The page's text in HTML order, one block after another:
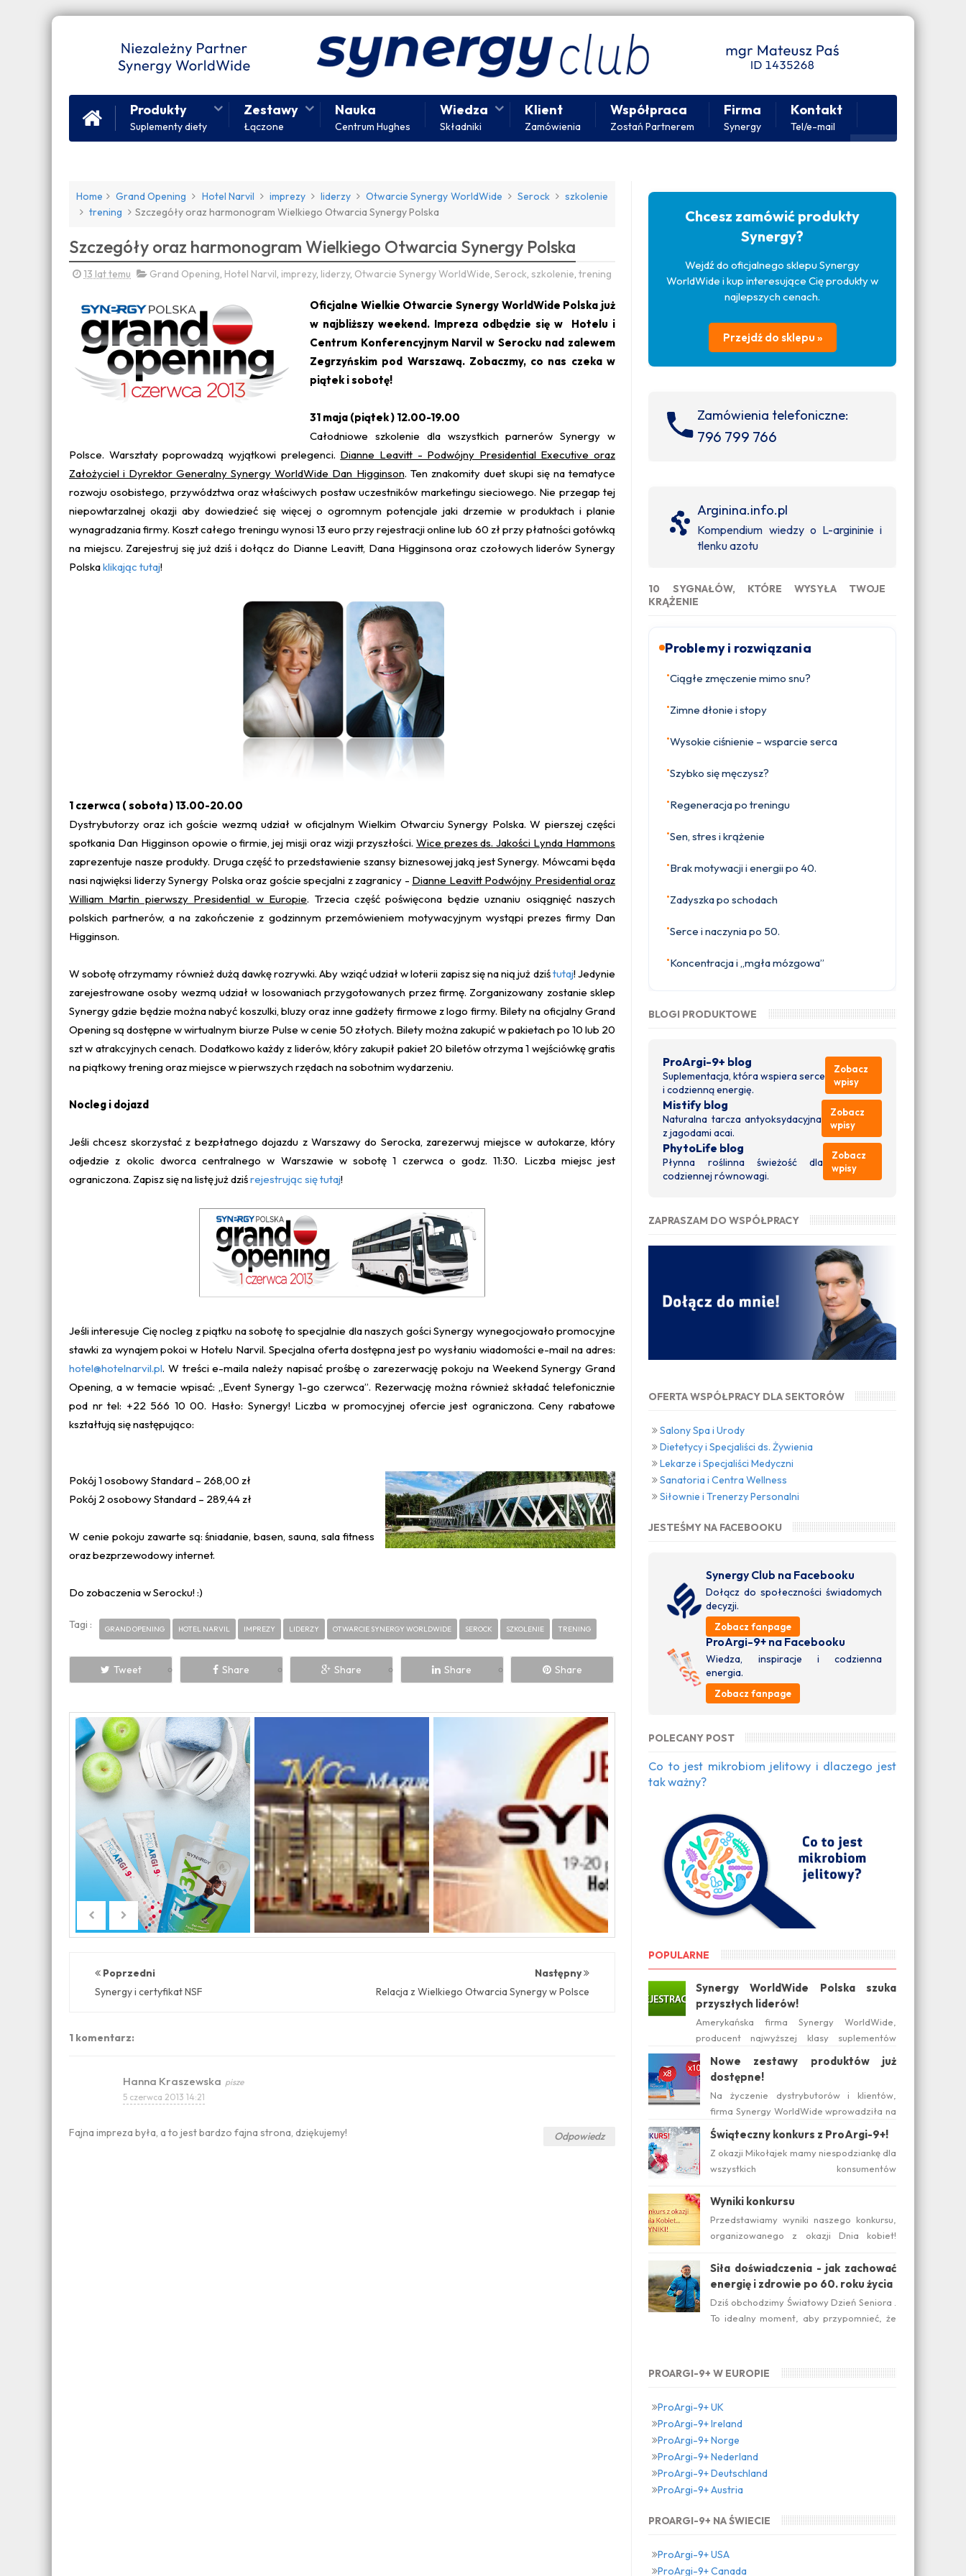
Produkty
Suplementy diety
Zestawy
Łączone
Nauka
Centrum Hughes
Wiedza
Składniki
Klient
Zamówienia
Współpraca
Zostań Partnerem
Firma
Synergy
Kontakt
Tel/e-mail
Home Grand Opening Hotel Narvil imprezy liderzy Otwarcie Synergy WorldWide Serock
szkolenie
trening
Szczegóły oraz harmonogram Wielkiego Otwarcia Synergy Polska
Szczegóły oraz harmonogram Wielkiego Otwarcia Synergy Polska
13 lat temu Grand Opening Hotel Narvil imprezy, liderzy, Otwarcie Synergy WorldWide Serock szkolenie trening
Oficjalne Wielkie Otwarcie Synergy WorldWide Polska już
w najbliższy weekend. Impreza odbędzie się w Hotelu i
Centrum Konferencyjnym Narvil w Serocku nad zalewem
Zegrzyńskim pod Warszawą. Zobaczmy, co nas czeka w
piątek i sobotę!
31 maja (piątek ) 12.00-19.00
Całodniowe szkolenie dla wszystkich parnerów Synergy w
Polsce. Warsztaty poprowadzą wyjątkowi prelegenci. Dianne Leavitt - Podwójny Presidential Executive oraz
Założyciel i Dyrektor Generalny Synergy WorldWide Dan Higginson. Ten znakomity duet skupi się na tematyce
rozwoju osobistego, przywództwa oraz właściwych postaw uczestników marketingu sieciowego. Nie przegap tej
niepowtarzalnej okazji aby dowiedzieć się więcej o ogromnym potencjale jaki drzemie w produktach i planie
wynagradzania firmy. Koszt całego treningu wynosi 13 euro przy rejestracji online lub 60 zł przy płatności gotówką
na miejscu. Zarejestruj się już dziś i dołącz do Dianne Leavitt, Dana Higginsona oraz czołowych liderów Synergy
Polskaklikając tutaj!
1 czerwca ( sobota ) 13.00-20.00
Dystrybutorzy oraz ich goście wezmą udział w oficjalnym Wielkim Otwarciu Synergy Polska. W pierszej części
spotkania Dan Higginson opowie o firmie, jej misji oraz wizji przyszłości. Wice prezes ds. Jakości Lynda Hammons
zaprezentuje nasze produkty. Druga część to przedstawienie szansy biznesowej jaką jest Synergy. Mówcami będa
nasi najwięksi liderzy Synergy Polska oraz goście specjalni z zagranicy - Dianne Leavitt Podwójny Presidential oraz
William Martin pierwszy Presidential w Europie. Trzecia część poświęcona będzie uznaniu osiągnięć naszych
polskich partnerów, a na zakończenie z godzinnym przemówieniem motywacyjnym wystąpi prezes firmy Dan
Higginson.
W sobotę otrzymamy również dużą dawkę rozrywki. Aby wziąć udział w loterii zapisz się na nią już dziśtutaj! Jedynie
zarejestrowane osoby wezmą udział w losowaniach przygotowanych przez firmę. Zorganizowany zostanie sklep
Synergy gdzie będzie można nabyć koszulki, bluzy oraz inne gadżety firmowe z logo firmy. Bilety na oficjalny Grand
Opening są dostępne w wirtualnym biurze Pulse w cenie 50 złotych. Bilety można zakupić w pakietach po 10 lub 20
szt w atrakcyjnych cenach. Dodatkowo każdy z liderów, który zakupił pakiet 20 biletów otrzyma 1 wejściówkę gratis
na piątkowy trening oraz miejsce w pierwszych rzędach na sobotnim wydarzeniu.
Nocleg i dojazd
Jeśli chcesz skorzystać z bezpłatnego dojazdu z Warszawy do Serocka, zarezerwuj miejsce w autokarze, który
odjedzie z okolic dworca centralnego w Warszawie w sobotę 1 czerwca o godz. 11:30. Liczba miejsc jest
ograniczona. Zapisz się na listę już dziśrejestrując się tutaj!
Jeśli interesuje Cię nocleg z piątku na sobotę to specjalnie dla naszych gości Synergy wynegocjowało promocyjne
stawki za wynajem pokoi w Hotelu Narvil. Specjalna oferta dostępna jest po wysłaniu wiadomości e-mail na adres:
hotel@hotelnarvil.pl. W treści e-maila należy napisać prośbę o zarezerwację pokoju na Weekend Synergy Grand
Opening, a w temacie wpisać: „Event Synergy 1-go czerwca”. Rezerwację można również składać telefonicznie
pod nr tel: +22 566 10 00. Hasło: Synergy! Liczba w promocyjnej ofercie jest ograniczona. Ceny rabatowe
kształtują się następująco:
Pokój 1 osobowy Standard – 268,00 zł
Pokój 2 osobowy Standard – 289,44 zł
W cenie pokoju zawarte są: śniadanie, basen, sauna, sala fitness
oraz bezprzewodowy internet.
Do zobaczenia w Serocku! :)
Tagi : GRAND OPENING HOTEL NARVIL IMPREZY LIDERZY OTWARCIE SYNERGY WORLDWIDE SEROCK SZKOLENIE TRENING
Tweet Share Share Share Share
Następny
Relacja z Wielkiego Otwarcia Synergy w Polsce
Poprzedni
Synergy i certyfikat NSF
1 komentarz:
Hanna Kraszewska
5 czerwca 2013 14:21
Fajna impreza była, a to jest bardzo fajna strona, dziękujemy! Odpowiedz
Chcesz zamówić produkty
Synergy?
Wejdź do oficjalnego sklepu Synergy
WorldWide i kup interesujące Cię produkty w
najlepszych cenach.
Przejdź do sklepu »
Zamówienia telefoniczne:
796 799 766
Arginina.info.pl
Kompendium wiedzy o L-argininie i
tlenku azotu
10 SYGNAŁÓW, KTÓRE WYSYŁA TWOJE
KRĄŻENIE
Problemy i rozwiązania
•Ciągłe zmęczenie mimo snu?
•Zimne dłonie i stopy
•Wysokie ciśnienie – wsparcie serca
•Szybko się męczysz?
•Regeneracja po treningu
•Sen, stres i krążenie
•Brak motywacji i energii po 40.
•Zadyszka po schodach
•Serce i naczynia po 50.
•Koncentracja i „mgła mózgowa”
BLOGI PRODUKTOWE
ProArgi-9+ blog
Suplementacja, która wspiera serce
i codzienną energię.
Zobacz
wpisy
Mistify blog
Naturalna tarcza antyoksydacyjna
z jagodami acai.
Zobacz
wpisy
PhytoLife blog
Płynna roślinna świeżość dla
codziennej równowagi.
Zobacz
wpisy
ZAPRASZAM DO WSPÓŁPRACY
OFERTA WSPÓŁPRACY DLA SEKTORÓW
Salony Spa i Urody
Dietetycy i Specjaliści ds. Żywienia
Lekarze i Specjaliści Medyczni
Sanatoria i Centra Wellness
Siłownie i Trenerzy Personalni
JESTEŚMY NA FACEBOOKU
Synergy Club na Facebooku
Dołącz do społeczności świadomych
decyzji.
Zobacz fanpage
ProArgi-9+ na Facebooku
Wiedza, inspiracje i codzienna
energia.
Zobacz fanpage
POLECANY POST
Co to jest mikrobiom jelitowy i dlaczego jest
tak ważny?
POPULARNE
Synergy WorldWide Polska szuka
przyszłych liderów!
Amerykańska firma Synergy WorldWide,
producent najwyższej klasy suplementów
diety, wchodzi na polski rynek już w tym roku.
Serwis internetow...
Nowe zestawy produktów już
dostępne!
Na życzenie dystrybutorów i klientów,
firma Synergy WorldWide wprowadziła na
rynku polskim nowe zestawy suplementów
ProArgi-9+ i Mistify....
Świąteczny konkurs z ProArgi-9+!
Z okazji Mikołajek mamy niespodziankę dla
wszystkich konsumentów
Serdecznie zapraszamy do wzięcia ud...
Wyniki konkursu
Przedstawiamy wyniki naszego konkursu,
organizowanego z okazji Dnia kobiet!
suplement diety jest ideal...
Siła doświadczenia - jak zachować
energię i zdrowie po 60. roku życia
Dziś obchodzimy Światowy Dzień Seniora .
To idealny moment, aby przypomnieć, że
PROARGI-9+ W EUROPIE
ProArgi-9+ UK
ProArgi-9+ Ireland
ProArgi-9+ Norge
ProArgi-9+ Nederland
ProArgi-9+ Deutschland
ProArgi-9+ Austria
PROARGI-9+ NA ŚWIECIE
ProArgi-9+ USA
ProArgi-9+ Canada